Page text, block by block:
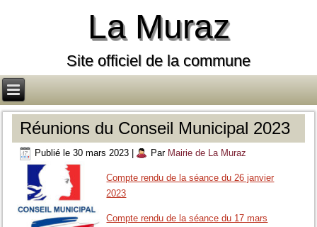
La Muraz
Site officiel de la commune
Réunions du Conseil Municipal 2023
Publié le 30 mars 2023 Par Mairie de La Muraz
Compte rendu de la séance du 26 janvier
2023
Compte rendu de la séance du 17 mars